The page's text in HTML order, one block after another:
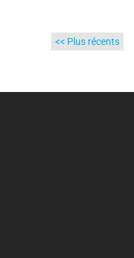
<< Plus récents